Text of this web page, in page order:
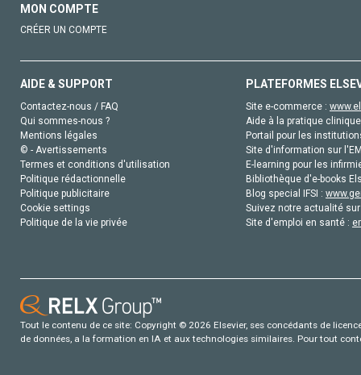
MON COMPTE
CRÉER UN COMPTE
AIDE & SUPPORT
Contactez-nous / FAQ
Qui sommes-nous ?
Mentions légales
© - Avertissements
Termes et conditions d'utilisation
Politique rédactionnelle
Politique publicitaire
Cookie settings
Politique de la vie privée
PLATEFORMES
Site e-commerce :
Aide à la pratique
Portail pour les
Site d'information sur
E-learning pour les
Bibliothèque d'e-books
Blog special IFSI :
Suivez notre actualité
Site d'emploi en santé :
Tout le contenu de ce site: Copyright © 2026 Elsevier, ses concédants de
de données, a la formation en IA et aux technologies similaires. Pour tout